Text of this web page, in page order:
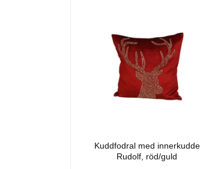
Kuddfodral med innerkudde
Rudolf, röd/guld